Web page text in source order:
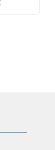
Price
range: